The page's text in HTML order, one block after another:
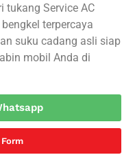
tukang Service AC
terpercaya
suku cadang asli siap
mobil Anda di